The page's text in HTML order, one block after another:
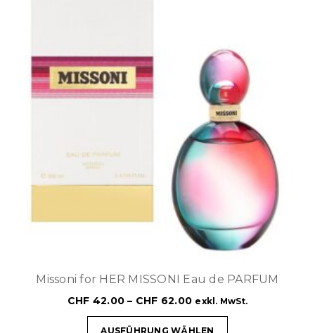
Missoni for HER MISSONI Eau de PARFUM
CHF 42.00 – CHF 62.00 exkl. MwSt.
AUSFÜHRUNG WÄHLEN